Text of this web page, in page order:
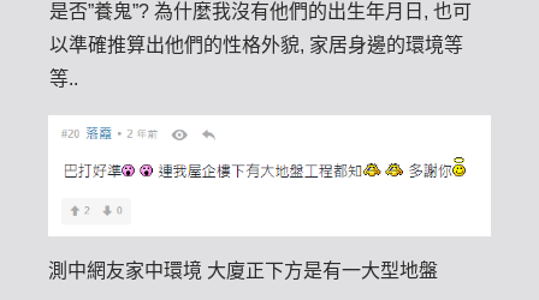
是否”養鬼”? 為什麼我沒有他們的出生年月日, 也可
以準確推算出他們的性格外貌, 家居身邊的環境等
等..
測中網友家中環境 大廈正下方是有一大型地盤